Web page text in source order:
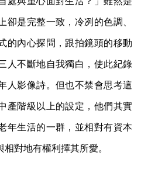
卻是完整一致，冷冽的色調、
的內心探問，跟拍鏡頭的移動
人不斷地自我獨白，使此紀錄
人影像詩。但也不禁會思考這
產階級以上的設定，他們其實
年生活的一群，並相對有資本
對地有權利擇其所愛。